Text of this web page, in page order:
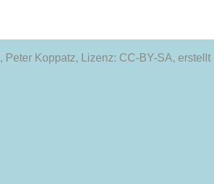
, Peter Koppatz, Lizenz: CC-BY-SA,